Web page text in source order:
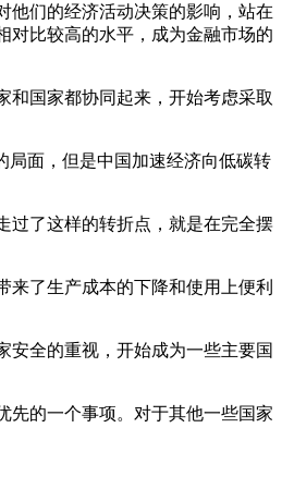
他们的经济活动决策的影响，站在
对比较高的水平，成为金融市场的
和国家都协同起来，开始考虑采取
局面，但是中国加速经济向低碳转
过了这样的转折点，就是在完全摆
了生产成本的下降和使用上便利
安全的重视，开始成为一些主要国
先的一个事项。对于其他一些国家